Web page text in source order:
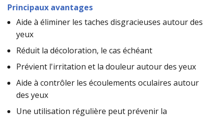
Principaux avantages
Aide à éliminer les taches disgracieuses autour des
yeux
Réduit la décoloration, le cas échéant
Prévient l'irritation et la douleur autour des yeux
Aide à contrôler les écoulements oculaires autour
des yeux
Une utilisation régulière peut prévenir la